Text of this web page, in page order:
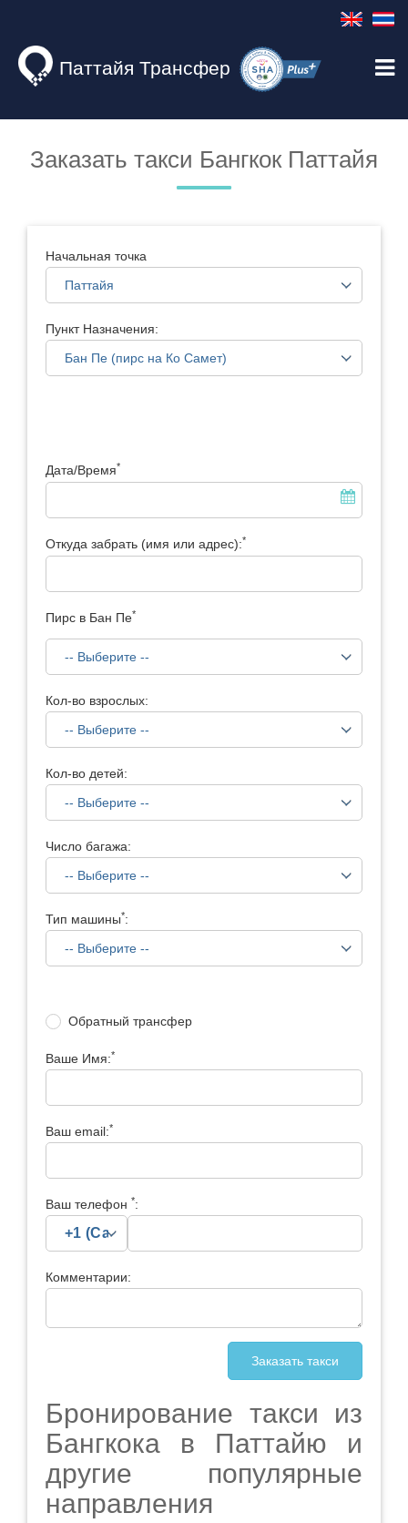
Паттайя Трансфер
Заказать такси Бангкок Паттайя
Начальная точка
Пункт Назначения:
Дата/Время*
Откуда забрать (имя или адрес):*
Пирс в Бан Пе*
Кол-во взрослых:
Кол-во детей:
Число багажа:
Тип машины*:
Обратный трансфер
Ваше Имя:*
Ваш email:*
Ваш телефон *:
Комментарии:
Бронирование такси из
Бангкока в Паттайю и
другие популярные
направления